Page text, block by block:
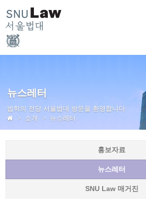
뉴스레터
법학의 전당 서울법대 방문을 환영합니다
소개
뉴스레터
홍보자료
뉴스레터
SNU Law 매거진